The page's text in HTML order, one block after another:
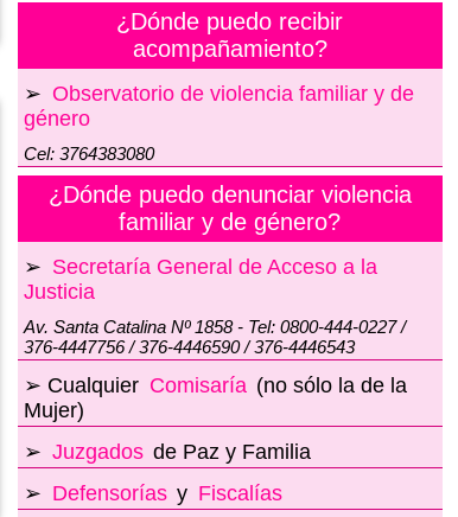
¿Dónde puedo recibir
acompañamiento?
➢ Observatorio de violencia familiar y de
género
Cel: 3764383080
¿Dónde puedo denunciar violencia
familiar y de género?
➢ Secretaría General de Acceso a la
Justicia
Av. Santa Catalina Nº 1858 - Tel: 0800-444-0227 /
376-4447756 / 376-4446590 / 376-4446543
➢ Cualquier Comisaría (no sólo la de la
Mujer)
➢ Juzgados de Paz y Familia
➢ Defensorías y Fiscalías